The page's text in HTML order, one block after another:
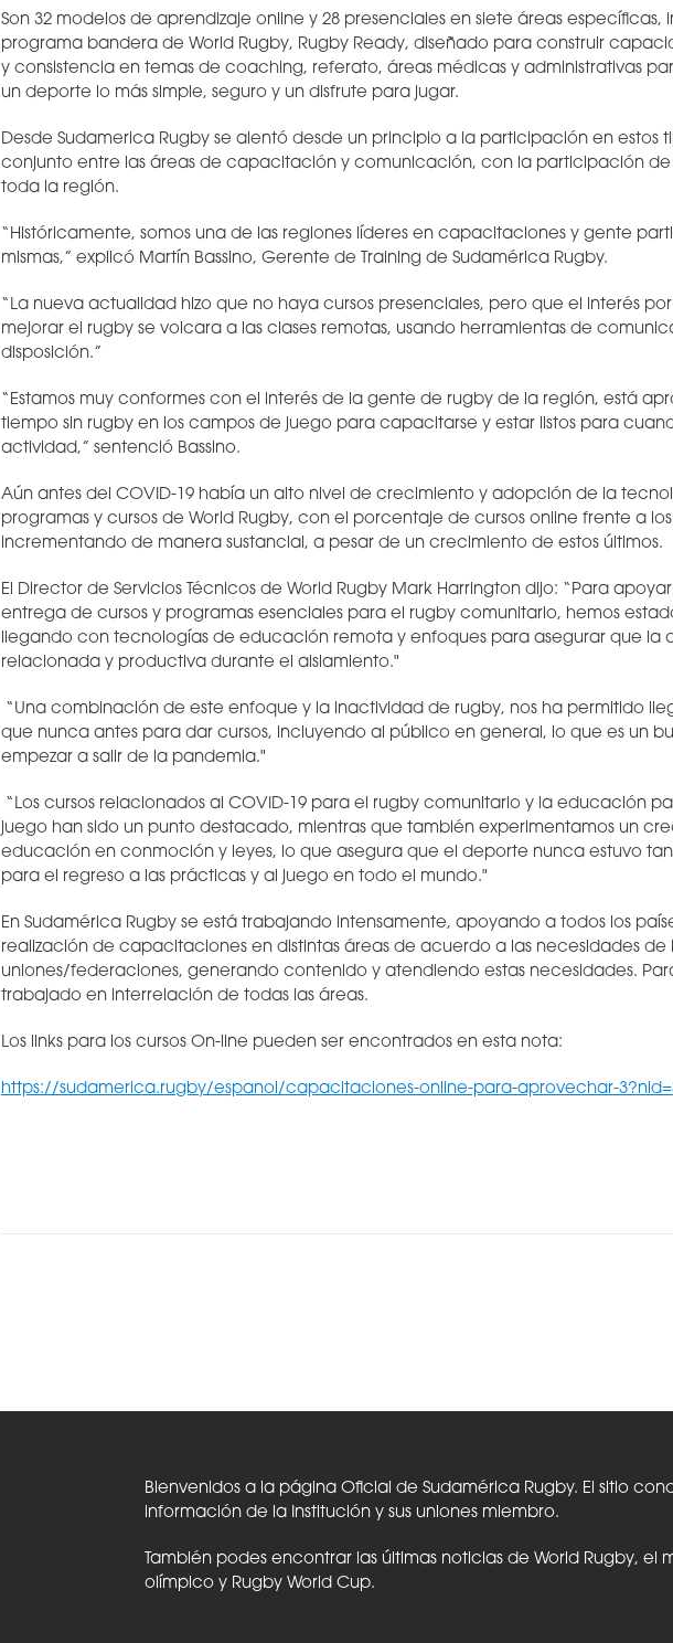
Son 32 modelos de aprendizaje online y 28 presenciales en siete áreas específicas,
programa bandera de World Rugby, Rugby Ready, diseñado para construir
y consistencia en temas de coaching, referato, áreas médicas y administrativas
un deporte lo más simple, seguro y un disfrute para jugar.
Desde Sudamerica Rugby se alentó desde un principio a la participación en estos
conjunto entre las áreas de capacitación y comunicación, con la participación de
toda la región.
“Históricamente, somos una de las regiones líderes en capacitaciones y gente
mismas,” explicó Martín Bassino, Gerente de Training de Sudamérica Rugby.
“La nueva actualidad hizo que no haya cursos presenciales, pero que el interés
mejorar el rugby se volcara a las clases remotas, usando herramientas de
disposición.”
“Estamos muy conformes con el interés de la gente de rugby de la región, está
tiempo sin rugby en los campos de juego para capacitarse y estar listos para
actividad,” sentenció Bassino.
Aún antes del COVID-19 había un alto nivel de crecimiento y adopción de la
programas y cursos de World Rugby, con el porcentaje de cursos online frente a
incrementando de manera sustancial, a pesar de un crecimiento de estos últimos.
El Director de Servicios Técnicos de World Rugby Mark Harrington dijo: “Para
entrega de cursos y programas esenciales para el rugby comunitario, hemos
llegando con tecnologías de educación remota y enfoques para asegurar que la
relacionada y productiva durante el aislamiento."
“Una combinación de este enfoque y la inactividad de rugby, nos ha permitido
que nunca antes para dar cursos, incluyendo al público en general, lo que es un
empezar a salir de la pandemia."
“Los cursos relacionados al COVID-19 para el rugby comunitario y la educación
juego han sido un punto destacado, mientras que también experimentamos un
educación en conmoción y leyes, lo que asegura que el deporte nunca estuvo
para el regreso a las prácticas y al juego en todo el mundo."
En Sudamérica Rugby se está trabajando intensamente, apoyando a todos los
realización de capacitaciones en distintas áreas de acuerdo a las necesidades de
uniones/federaciones, generando contenido y atendiendo estas necesidades.
trabajado en interrelación de todas las áreas.
Los links para los cursos On-line pueden ser encontrados en esta nota:
https://sudamerica.rugby/espanol/capacitaciones-online-para-aprovechar-
Bienvenidos a la página Oficial de Sudamérica Rugby. El sitio
información de la Institución y sus uniones miembro.
También podes encontrar las últimas noticias de World Rugby, el
olímpico y Rugby World Cup.